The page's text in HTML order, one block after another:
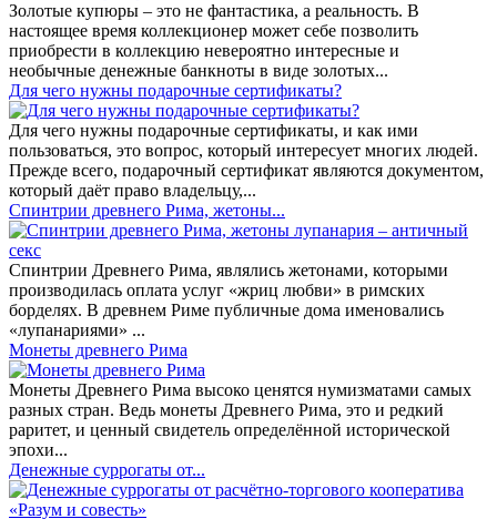
Золотые купюры – это не фантастика, а реальность. В
настоящее время коллекционер может себе позволить
приобрести в коллекцию невероятно интересные и
необычные денежные банкноты в виде золотых...
​Для чего нужны подарочные сертификаты?
Для чего нужны подарочные сертификаты, и как ими
пользоваться, это вопрос, который интересует многих людей.
Прежде всего, подарочный сертификат являются документом,
который даёт право владельцу,...
Спинтрии древнего Рима, жетоны...
Спинтрии Древнего Рима, являлись жетонами, которыми
производилась оплата услуг «жриц любви» в римских
борделях. В древнем Риме публичные дома именовались
«лупанариями» ...
Монеты древнего Рима
Монеты Древнего Рима высоко ценятся нумизматами самых
разных стран. Ведь монеты Древнего Рима, это и редкий
раритет, и ценный свидетель определённой исторической
эпохи...
Денежные суррогаты от...